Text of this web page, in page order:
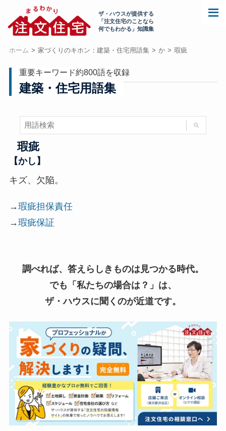
ザ・ハウスが提供する
「注文住宅のことなら
何でもわかる」知識集
ホーム 家づくりのキホン：建築・住宅用語集 か 瑕疵
重要キーワード約800語を収録
建築・住宅用語集
瑕疵
【かし】
キズ、欠陥。
→瑕疵担保責任
→瑕疵保証
調べれば、答えらしきものは見つかる時代。
でも「私たちの場合は？」は、
ザ・ハウスに聞くのが近道です。